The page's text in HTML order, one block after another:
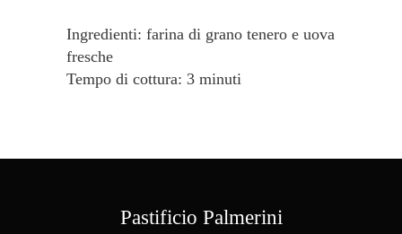
Ingredienti: farina di grano tenero e uova
fresche
Tempo di cottura: 3 minuti
Pastificio Palmerini